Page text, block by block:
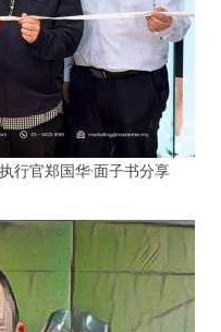
行官郑国华·面子书分享